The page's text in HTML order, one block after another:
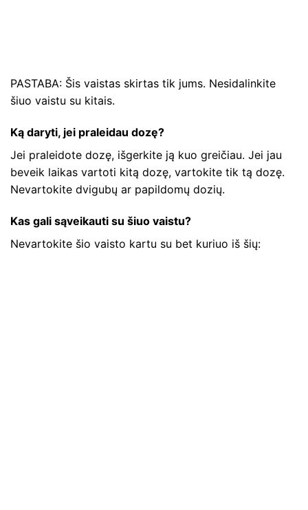
PASTABA: Šis vaistas skirtas tik jums. Nesidalinkite
šiuo vaistu su kitais.
Ką daryti, jei praleidau dozę?
Jei praleidote dozę, išgerkite ją kuo greičiau. Jei jau
beveik laikas vartoti kitą dozę, vartokite tik tą dozę.
Nevartokite dvigubų ar papildomų dozių.
Kas gali sąveikauti su šiuo vaistu?
Nevartokite šio vaisto kartu su bet kuriuo iš šių: